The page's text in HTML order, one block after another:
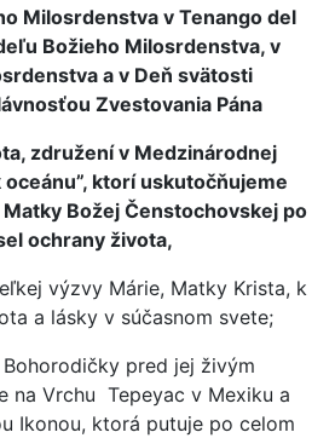
Milosrdenstva v Tenango del
Božieho Milosrdenstva, v
a v Deň svätosti
Zvestovania Pána
združení v Medzinárodnej
oceánu”, ktorí uskutočňujeme
Božej Čenstochovskej po
ochrany života,
výzvy Márie, Matky Krista, k
a lásky v súčasnom svete;
pred jej živým
na Vrchu Tepeyac v Mexiku a
Ikonou, ktorá putuje po celom